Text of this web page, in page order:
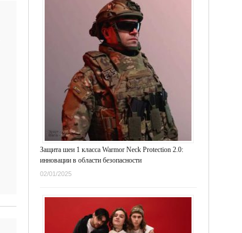
Защита шеи 1 класса Warmor Neck Protection 2.0:
инновации в области безопасности
02/01/2025